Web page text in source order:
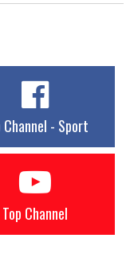
Channel - Sport
Top Channel